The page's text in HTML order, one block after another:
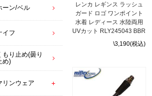
レンカ レギンス ラッシュ
ガード ロゴ ワンポイント
水着 レディース 水陸両用
UVカット RLY245043 BBR
\3,190(税込)
ーン/ベル
イフ
もり止め(曇り
め)
リンウェア